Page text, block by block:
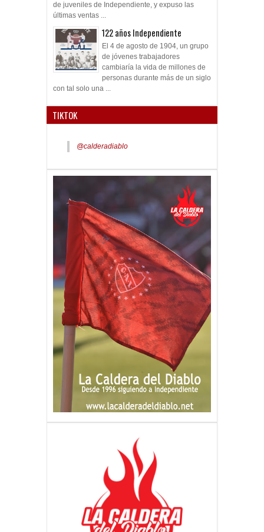
de juveniles de Independiente, y expuso las
últimas ventas ...
122 años Independiente
El 4 de agosto de 1904, un grupo
de jóvenes trabajadores
cambiaría la vida de millones de
personas durante más de un siglo
con tal solo una ...
TIKTOK
@calderadiablo